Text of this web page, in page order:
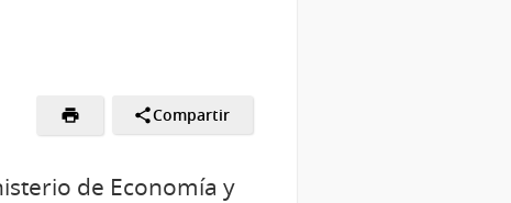
Compartir
de Economía y